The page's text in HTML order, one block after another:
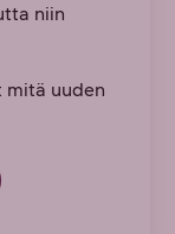
niin
uuden